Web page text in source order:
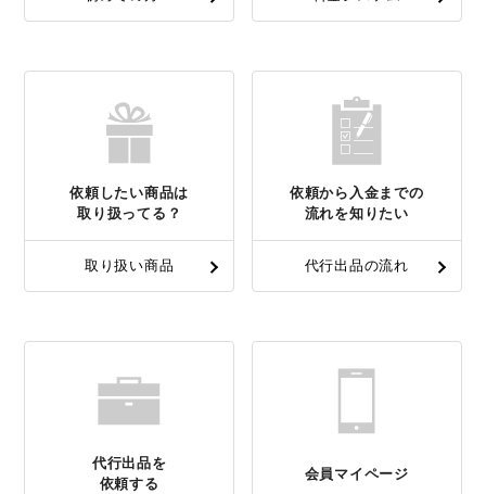
依頼したい商品は
取り扱ってる？
取り扱い商品
依頼から入金までの
流れを知りたい
代行出品の流れ
代行出品を
依頼する
会員マイページ